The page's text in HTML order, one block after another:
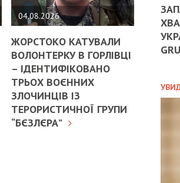
04.08.2026
ЖОРСТОКО КАТУВАЛИ
ВОЛОНТЕРКУ В ГОРЛІВЦІ
– ІДЕНТИФІКОВАНО
ТРЬОХ ВОЄННИХ
ЗЛОЧИНЦІВ ІЗ
ТЕРОРИСТИЧНОЇ ГРУПИ
“БЄЗЛЄРА”